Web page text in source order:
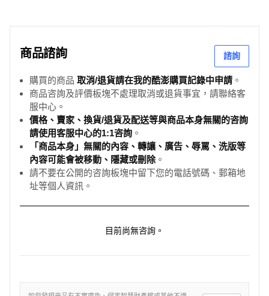
商品諮詢 諮詢
購買的商品 取消/退貨請在我的酷澎購買記錄中申請 。
商品咨詢及評價板塊不處理取消或退貨事宜，請聯絡客
服中心。
價格、賣家、換貨/退貨及配送等與商品本身無關的咨詢
請使用客服中心的1:1咨詢 。
「商品本身」無關的內容、轉讓、廣告、辱罵、洗版等
內容可能會被移動、隱藏或刪除。
請不要在公開的咨詢板塊中留下您的電話號碼、郵箱地
址等個人資訊。
目前尚無咨詢。